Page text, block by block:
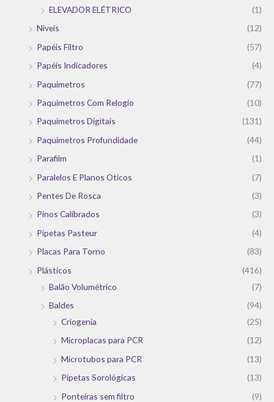
ELEVADOR ELÉTRICO
(1)
Niveis
(12)
Papéis Filtro
(57)
Papéis Indicadores
(4)
Paquimetros
(77)
Paquimetros Com Relogio
(10)
Paquimetros Digitais
(131)
Paquimetros Profundidade
(44)
Parafilm
(1)
Paralelos E Planos Oticos
(7)
Pentes De Rosca
(3)
Pinos Calibrados
(3)
Pipetas Pasteur
(4)
Placas Para Torno
(83)
Plásticos
(416)
Balão Volumétrico
(7)
Baldes
(94)
Criogenia
(25)
Microplacas para PCR
(12)
Microtubos para PCR
(13)
Pipetas Sorológicas
(13)
Ponteiras sem filtro
(9)